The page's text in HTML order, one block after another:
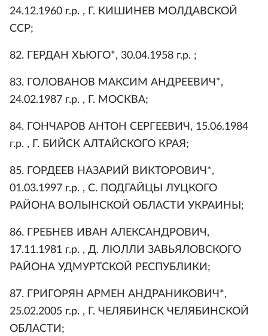
24.12.1960 г.р. , Г. КИШИНЕВ МОЛДАВСКОЙ
ССР;
82. ГЕРДАН ХЬЮГО*, 30.04.1958 г.р. ;
83. ГОЛОВАНОВ МАКСИМ АНДРЕЕВИЧ*,
24.02.1987 г.р. , Г. МОСКВА;
84. ГОНЧАРОВ АНТОН СЕРГЕЕВИЧ, 15.06.1984
г.р. , Г. БИЙСК АЛТАЙСКОГО КРАЯ;
85. ГОРДЕЕВ НАЗАРИЙ ВИКТОРОВИЧ*,
01.03.1997 г.р. , С. ПОДГАЙЦЫ ЛУЦКОГО
РАЙОНА ВОЛЫНСКОЙ ОБЛАСТИ УКРАИНЫ;
86. ГРЕБНЕВ ИВАН АЛЕКСАНДРОВИЧ,
17.11.1981 г.р. , Д. ЛЮЛЛИ ЗАВЬЯЛОВСКОГО
РАЙОНА УДМУРТСКОЙ РЕСПУБЛИКИ;
87. ГРИГОРЯН АРМЕН АНДРАНИКОВИЧ*,
25.02.2005 г.р. , Г. ЧЕЛЯБИНСК ЧЕЛЯБИНСКОЙ
ОБЛАСТИ;